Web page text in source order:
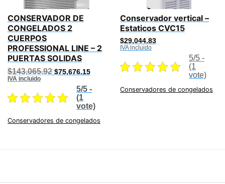
CONSERVADOR DE
CONGELADOS 2
CUERPOS
PROFESSIONAL LINE – 2
PUERTAS SOLIDAS
$143,065.92 Original
$143,065.92.
$75,676.15Current
$75,676.15.
IVA incluido
5/5 -
(1
vote)
Conservadores de congelados
Conservador vertical –
Estaticos CVC15
$29,044.83
IVA incluido
5/5 -
(1
vote)
Conservadores de congelados